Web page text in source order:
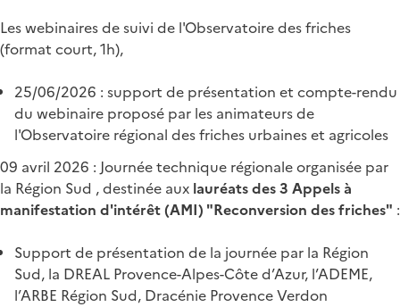
Les webinaires de suivi de l'Observatoire des friches
(format court, 1h),
25/06/2026 : support de présentation et compte-rendu
du webinaire proposé par les animateurs de
l'Observatoire régional des friches urbaines et agricoles
09 avril 2026 : Journée technique régionale organisée par
la Région Sud , destinée aux lauréats des 3 Appels à
manifestation d'intérêt (AMI) "Reconversion des friches" :
Support de présentation de la journée par la Région
Sud, la DREAL Provence-Alpes-Côte d’Azur, l’ADEME,
l’ARBE Région Sud, Dracénie Provence Verdon